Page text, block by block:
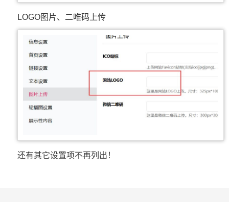
LOGO图片、二唯码上传
还有其它设置项不再列出！